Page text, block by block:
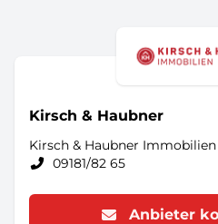
Kirsch & Haubner
Kirsch & Haubner Immobilien
09181/82 65
Anbieter